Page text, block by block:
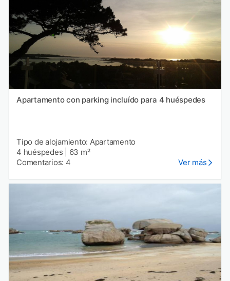
Apartamento con parking incluído para 4 huéspedes
Tipo de alojamiento: Apartamento
4 huéspedes
63 m²
Comentarios: 4
Ver más